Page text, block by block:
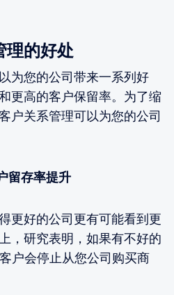
理的好处
为您的公司带来一系列好
更高的客户保留率。为了缩
户关系管理可以为您的公司
留存率提升
更好的公司更有可能看到更
，研究表明，如果有不好的
户会停止从您公司购买商